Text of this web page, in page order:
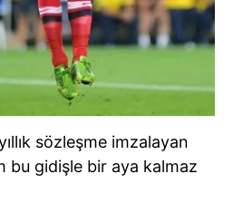
sözleşme imzalayan
bu gidişle bir aya kalmaz